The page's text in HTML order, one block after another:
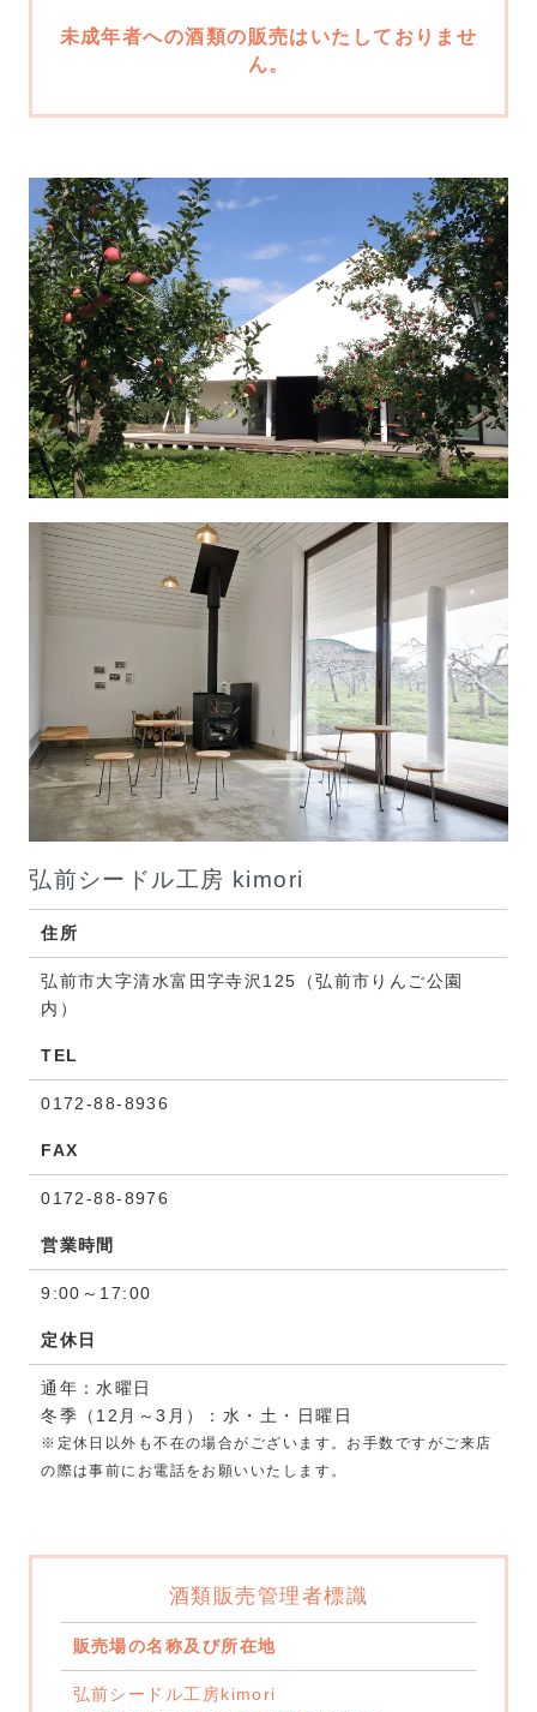
未成年者への酒類の販売はいたしておりませ
ん。
弘前シードル工房 kimori
住所
弘前市大字清水富田字寺沢125（弘前市りんご公園
内）
TEL
0172-88-8936
FAX
0172-88-8976
営業時間
9:00～17:00
定休日
通年：水曜日
冬季（12月～3月）：水・土・日曜日
※定休日以外も不在の場合がございます。お手数ですがご来店
の際は事前にお電話をお願いいたします。
酒類販売管理者標識
販売場の名称及び所在地
弘前シードル工房kimori